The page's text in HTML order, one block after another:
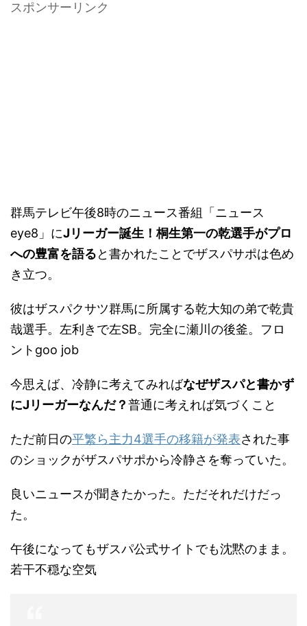
スポンサーリンク
群馬テレビ午後8時のニュース番組「ニュース
eye8」にJリーガー誕生！桐生第一の乾選手がプロ
への豊富を語ると書かれたことでザスパサポは色め
き立つ。
彼はザスパクサツ群馬に所属する乾大知の弟で乾貴
哉選手。左利きで左SB。完全に瀬川の後釜。フロ
ントgoo job
今思えば、冷静に考えてみればなぜザスパと書かず
にJリーガーなんだ？普通に考えれば気づくこと
ただ前日の平繁ら主力4選手の移籍が発表された事
のショックがザスパサポから冷静さを奪っていた。
良いニュースが聞きたかった。ただそれだけだっ
た。
午後になってもザスパ公式サイトでも沈黙のまま。
若干不穏な空気